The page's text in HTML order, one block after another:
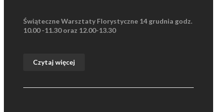
Świąteczne Warsztaty Florystyczne 14 grudnia godz.
10.00 -11.30 oraz 12.00-13.30
Czytaj więcej